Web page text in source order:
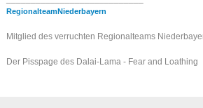
RegionalteamNiederbayern
Mitglied des verruchten Regionalteams
Der Pisspage des Dalai-Lama - Fear and Loathing